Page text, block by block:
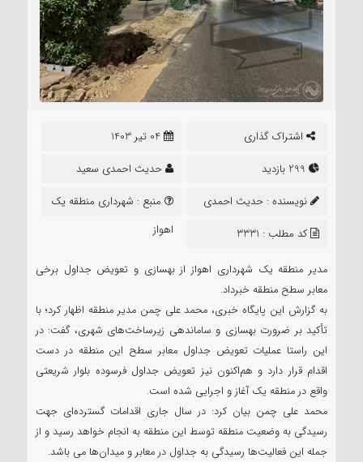
اشتراک گذاری
04 تیر 1403
حدیث احمدی سعید
نویسنده : حدیث احمدی
سعید
منبع : شهرداری منطقه یک
اهواز
کد مطلب : 3331
مدیر منطقه یک شهرداری اهواز از بهسازی و تعویض جداول برخی
معابر سطح منطقه خبرداد.
به گزارش این پایگاه خبری، محمد علی چمن مدیر منطقه اظهار کرد؛ با
تأکید بر ضرورت بهسازی و ساماندهی زیرساخت‌های شهری، گفت: در
این راستا عملیات ‌تعویض جداول معابر سطح این منطقه در دست
اقدام قرار دارد و هم‌اکنون نیز تعویض جداول فرسوده بلوار شریعتی
واقع در منطقه یک آغاز و اجرایی شده است.
محمد علی چمن بیان کرد: در سال جاری اقدامات گسترده‌ای جهت
رسیدگی به وضعیت منطقه توسط این منطقه به انجام‌ خواهد رسید و از
جمله این فعالیت‌ها رسیدگی به جداول در معابر و میدان‌ها می باشد.